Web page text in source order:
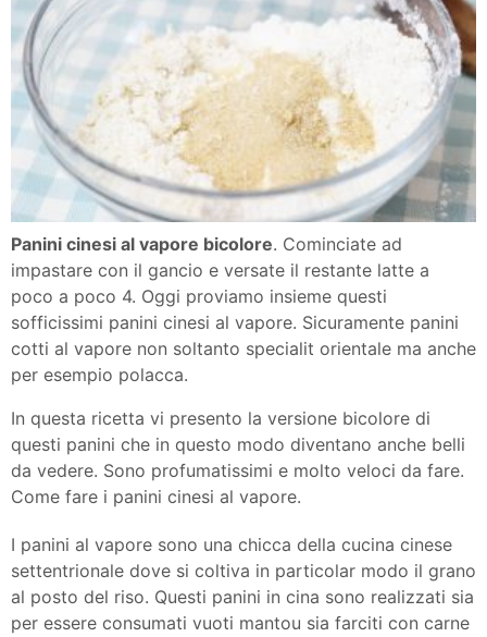
Panini cinesi al vapore bicolore. Cominciate ad
impastare con il gancio e versate il restante latte a
poco a poco 4. Oggi proviamo insieme questi
sofficissimi panini cinesi al vapore. Sicuramente panini
cotti al vapore non soltanto specialit orientale ma anche
per esempio polacca.
In questa ricetta vi presento la versione bicolore di
questi panini che in questo modo diventano anche belli
da vedere. Sono profumatissimi e molto veloci da fare.
Come fare i panini cinesi al vapore.
I panini al vapore sono una chicca della cucina cinese
settentrionale dove si coltiva in particolar modo il grano
al posto del riso. Questi panini in cina sono realizzati sia
per essere consumati vuoti mantou sia farciti con carne